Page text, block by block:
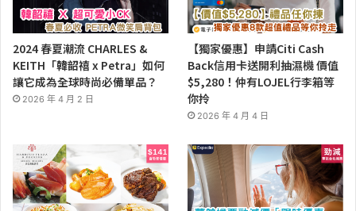
2024 春夏潮流 CHARLES &
KEITH「韓韶禧 x Petra」如何
讓它成為全球時尚必備單品？
2026 年 4 月 2 日
【獨家優惠】申請Citi Cash
Back信用卡送開利抽濕機 價值
$5,280！仲有LOJEL行李箱等
你拎
2026 年 4 月 4 日